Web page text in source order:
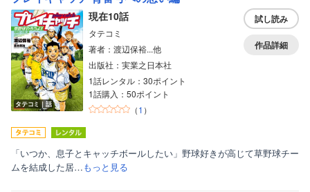
タテコミ｜話
現在10話
タテコミ
著者：渡辺保裕...他
出版社：実業之日本社
1話レンタル：30ポイント
1話購入：50ポイント
（1 ）
試し読み
作品詳細
「いつか、息子とキャッチボールしたい」野球好きが高じて草野球チー
ムを結成した居…もっと見る